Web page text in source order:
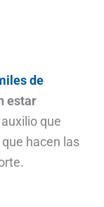
de
estar
que
hacen las